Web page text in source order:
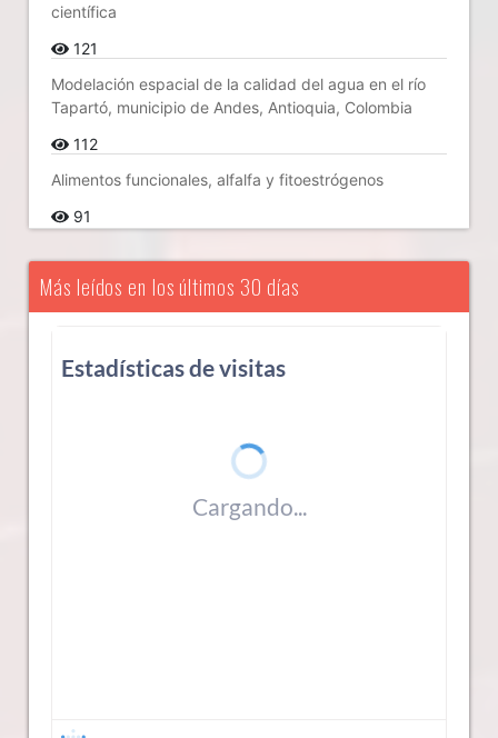
científica
121
Modelación espacial de la calidad del agua en el río
Tapartó, municipio de Andes, Antioquia, Colombia
112
Alimentos funcionales, alfalfa y fitoestrógenos
91
Más leídos en los últimos 30 días